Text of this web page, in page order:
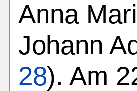
Anna
Johann
28). Am